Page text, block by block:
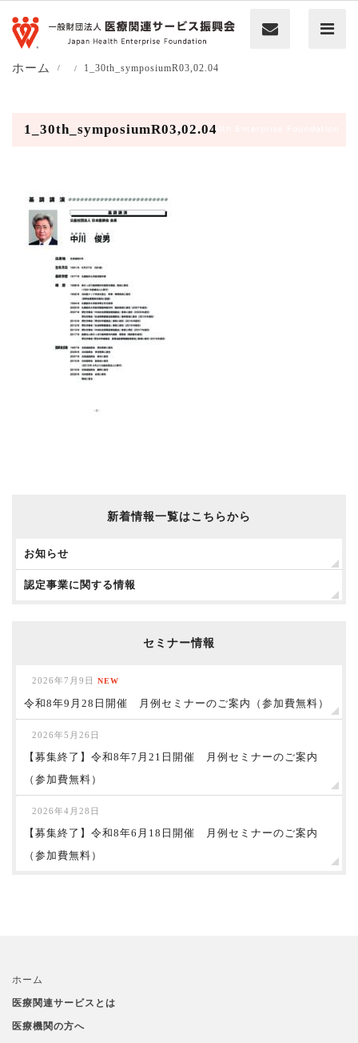
ホーム 1_30th_symposiumR03,02.04
1_30th_symposiumR03,02.04
新着情報一覧はこちらから
お知らせ
認定事業に関する情報
セミナー情報
2026年7月9日 NEW
令和8年9月28日開催 月例セミナーのご案内（参加費無料）
2026年5月26日
【募集終了】令和8年7月21日開催 月例セミナーのご案内
（参加費無料）
2026年4月28日
【募集終了】令和8年6月18日開催 月例セミナーのご案内
（参加費無料）
ホーム
医療関連サービスとは
医療機関の方へ